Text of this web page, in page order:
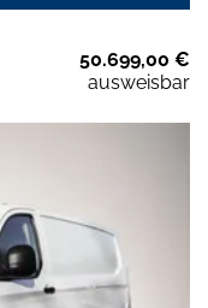
50.699,00 €
ausweisbar